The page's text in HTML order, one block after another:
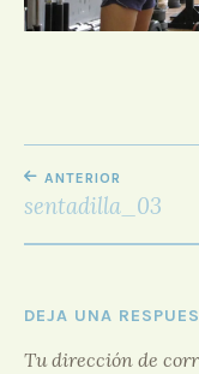
D
DE
ANTERIOR
sentadilla_03
DEJA UNA
Tu dirección de